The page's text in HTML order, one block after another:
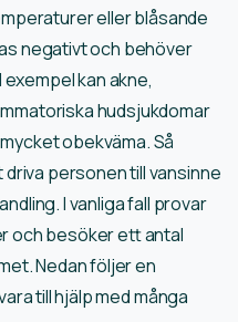
eller blåsande
negativt och behöver
kan akne,
hudsjukdomar
obekväma. Så
personen till vansinne
I vanliga fall provar
och besöker ett antal
Nedan följer en
till hjälp med många